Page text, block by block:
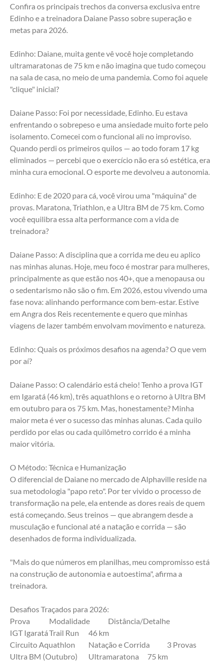
Confira os principais trechos da conversa exclusiva entre
Edinho e a treinadora Daiane Passo sobre superação e
metas para 2026.
Edinho: Daiane, muita gente vê você hoje completando
ultramaratonas de 75 km e não imagina que tudo começou
na sala de casa, no meio de uma pandemia. Como foi aquele
"clique" inicial?
Daiane Passo: Foi por necessidade, Edinho. Eu estava
enfrentando o sobrepeso e uma ansiedade muito forte pelo
isolamento. Comecei com o funcional ali no improviso.
Quando perdi os primeiros quilos — ao todo foram 17 kg
eliminados — percebi que o exercício não era só estética, era
minha cura emocional. O esporte me devolveu a autonomia.
Edinho: E de 2020 para cá, você virou uma "máquina" de
provas. Maratona, Triathlon, e a Ultra BM de 75 km. Como
você equilibra essa alta performance com a vida de
treinadora?
Daiane Passo: A disciplina que a corrida me deu eu aplico
nas minhas alunas. Hoje, meu foco é mostrar para mulheres,
principalmente as que estão nos 40+, que a menopausa ou
o sedentarismo não são o fim. Em 2026, estou vivendo uma
fase nova: alinhando performance com bem-estar. Estive
em Angra dos Reis recentemente e quero que minhas
viagens de lazer também envolvam movimento e natureza.
Edinho: Quais os próximos desafios na agenda? O que vem
por aí?
Daiane Passo: O calendário está cheio! Tenho a prova IGT
em Igaratá (46 km), três aquathlons e o retorno à Ultra BM
em outubro para os 75 km. Mas, honestamente? Minha
maior meta é ver o sucesso das minhas alunas. Cada quilo
perdido por elas ou cada quilômetro corrido é a minha
maior vitória.
O Método: Técnica e Humanização
O diferencial de Daiane no mercado de Alphaville reside na
sua metodologia "papo reto". Por ter vivido o processo de
transformação na pele, ela entende as dores reais de quem
está começando. Seus treinos — que abrangem desde a
musculação e funcional até a natação e corrida — são
desenhados de forma individualizada.
"Mais do que números em planilhas, meu compromisso está
na construção de autonomia e autoestima", afirma a
treinadora.
Desafios Traçados para 2026:
Prova	Modalidade	Distância/Detalhe
IGT Igaratá	Trail Run	46 km
Circuito Aquathlon	Natação e Corrida	3 Provas
Ultra BM (Outubro)	Ultramaratona	75 km